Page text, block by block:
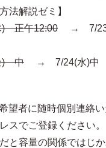
法解説ゼミ】
) 正午12:00 → 7/
) 中 → 7/24(水)中
望者に随時個別連絡
スでご登録ください。
と容量の関係ではじか